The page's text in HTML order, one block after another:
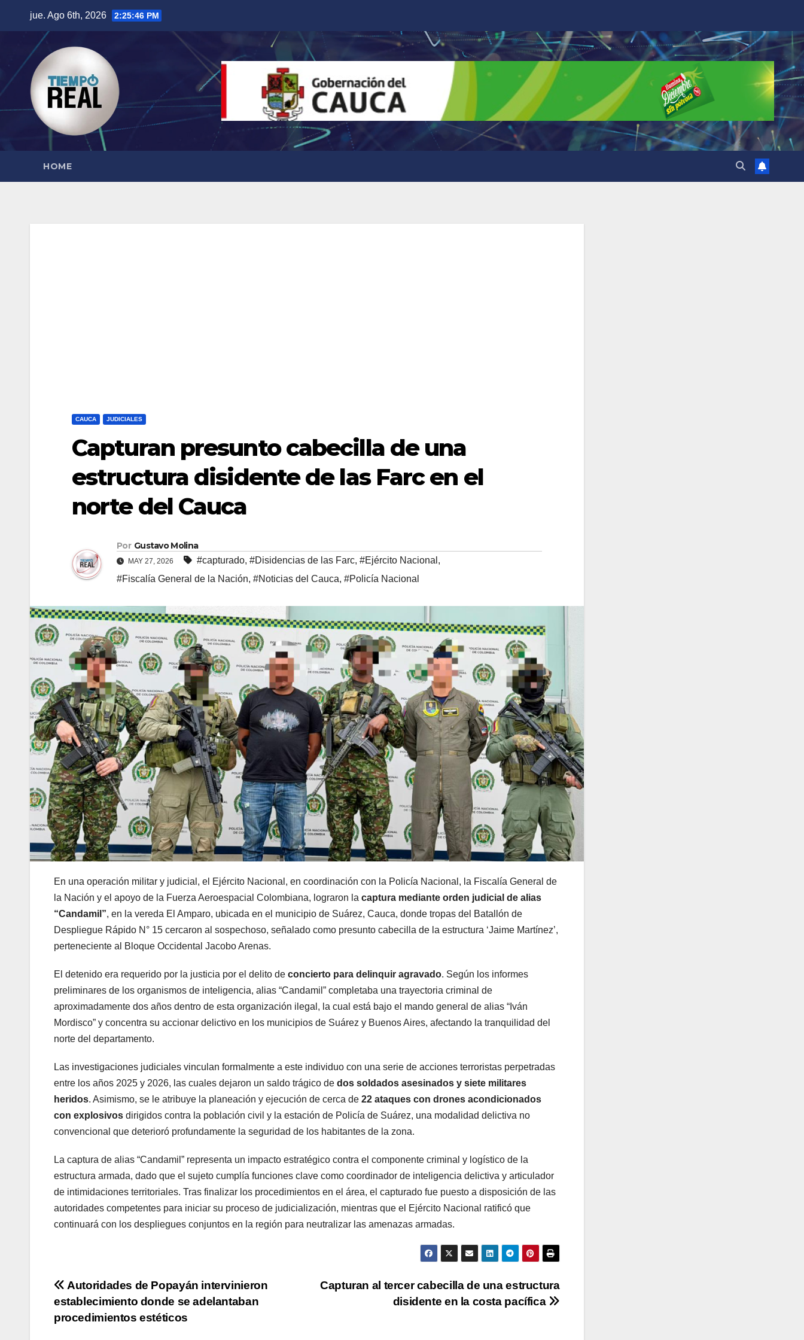
contenido
jue. Ago 6th, 2026 2:25:47 PM
HOME
CAUCA JUDICIALES
Capturan presunto cabecilla de una
estructura disidente de las Farc en el
norte del Cauca
Por Gustavo Molina
MAY 27, 2026 #capturado, #Disidencias de las Farc, #Ejército Nacional ,
#Fiscalía General de la Nación, #Noticias del Cauca, #Policía Nacional
En una operación militar y judicial, el Ejército Nacional, en coordinación con la Policía Nacional, la Fiscalía General de
la Nación y el apoyo de la Fuerza Aeroespacial Colombiana, lograron la captura mediante orden judicial de alias
“Candamil”, en la vereda El Amparo, ubicada en el municipio de Suárez, Cauca, donde tropas del Batallón de
Despliegue Rápido N° 15 cercaron al sospechoso, señalado como presunto cabecilla de la estructura ‘Jaime Martínez’,
perteneciente al Bloque Occidental Jacobo Arenas.
El detenido era requerido por la justicia por el delito de concierto para delinquir agravado. Según los informes
preliminares de los organismos de inteligencia, alias “Candamil” completaba una trayectoria criminal de
aproximadamente dos años dentro de esta organización ilegal, la cual está bajo el mando general de alias “Iván
Mordisco” y concentra su accionar delictivo en los municipios de Suárez y Buenos Aires, afectando la tranquilidad del
norte del departamento.
Las investigaciones judiciales vinculan formalmente a este individuo con una serie de acciones terroristas perpetradas
entre los años 2025 y 2026, las cuales dejaron un saldo trágico de dos soldados asesinados y siete militares
heridos. Asimismo, se le atribuye la planeación y ejecución de cerca de 22 ataques con drones acondicionados
con explosivos dirigidos contra la población civil y la estación de Policía de Suárez, una modalidad delictiva no
convencional que deterioró profundamente la seguridad de los habitantes de la zona.
La captura de alias “Candamil” representa un impacto estratégico contra el componente criminal y logístico de la
estructura armada, dado que el sujeto cumplía funciones clave como coordinador de inteligencia delictiva y articulador
de intimidaciones territoriales. Tras finalizar los procedimientos en el área, el capturado fue puesto a disposición de las
autoridades competentes para iniciar su proceso de judicialización, mientras que el Ejército Nacional ratificó que
continuará con los despliegues conjuntos en la región para neutralizar las amenazas armadas.
Navegación
de
Capturan al tercer cabecilla de una estructura
disidente en la costa pacífica
Autoridades de Popayán intervinieron
establecimiento donde se adelantaban
procedimientos estéticos